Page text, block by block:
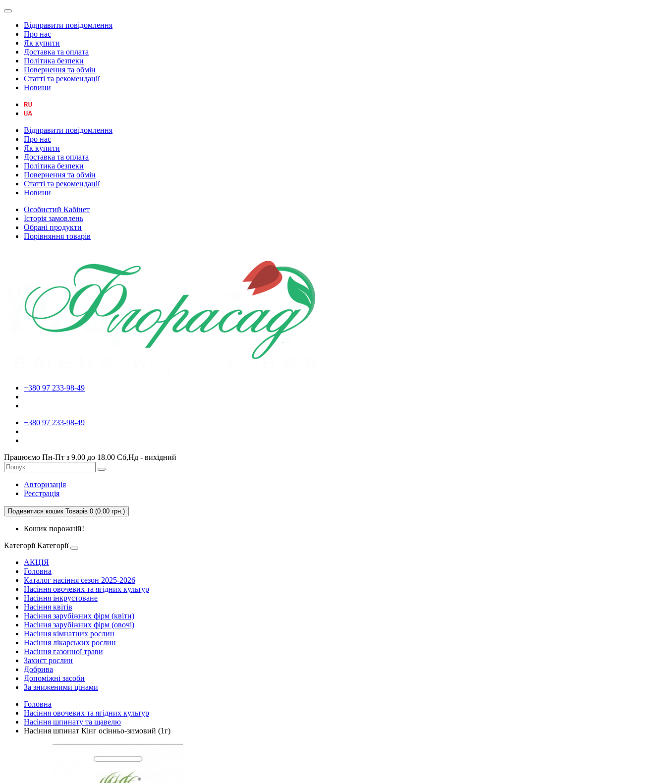
Відправити повідомлення
Про нас
Як купити
Доставка та оплата
Політика безпеки
Повернення та обмін
Статті та рекомендації
Новини
Відправити повідомлення
Про нас
Як купити
Доставка та оплата
Політика безпеки
Повернення та обмін
Статті та рекомендації
Новини
Особистий Кабінет
Історія замовлень
Обрані продукти
Порівняння товарів
+380 97 233-98-49
+380 97 233-98-49
Працюємо Пн-Пт з 9.00 до 18.00 Сб,Нд - вихідний
Авторизація
Реєстрація
Подивитися кошик Товарів 0 (0.00 грн.)
Кошик порожній!
Категорії Категорії
АКЦІЯ
Головна
Каталог насіння сезон 2025-2026
Насіння овочевих та ягідних культур
Насіння інкрустоване
Насіння квітів
Насіння зарубіжних фірм (квіти)
Насіння зарубіжних фірм (овочі)
Насіння кімнатних рослин
Насіння лікарських рослин
Насіння газонної трави
Захист рослин
Добрива
Допоміжні засоби
За зниженими цінами
Головна
Насіння овочевих та ягідних культур
Насіння шпинату та щавелю
Насіння шпинат Кінг осінньо-зимовий (1г)